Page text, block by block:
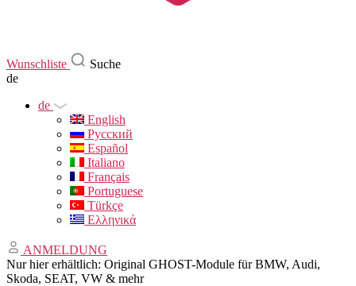
Wunschliste
Suche
de
de
English
Русский
Español
Italiano
Français
Portuguese
Türkçe
Ελληνικά
ANMELDUNG
Nur hier erhältlich: Original GHOST-Module für BMW, Audi,
Skoda, SEAT, VW & mehr